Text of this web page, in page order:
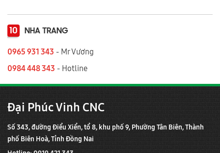
10 NHA TRANG
0965 931 343 - Mr Vương
0984 448 343 - Hotline
Đại Phúc Vinh CNC
Số 343, đường Điểu Xiển, tổ 8, khu phố 9, Phường Tân Biên, Thành
phố Biên Hoà, Tỉnh Đồng Nai